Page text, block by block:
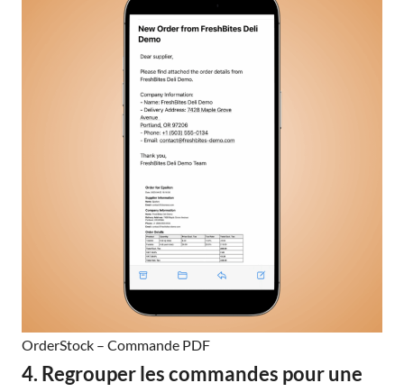
OrderStock – Commande PDF
4. Regrouper les commandes pour une